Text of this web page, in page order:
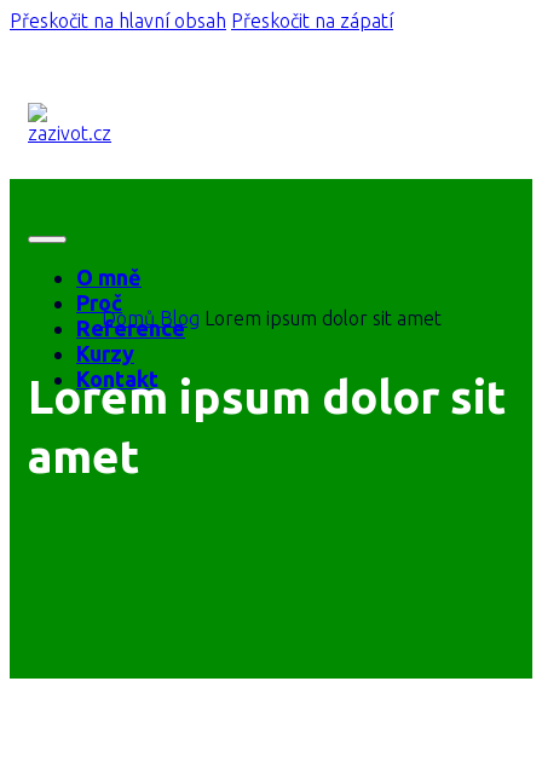
Přeskočit na hlavní obsah Přeskočit na zápatí
O mně
Proč
Reference
Kurzy
Kontakt
Domů Blog Lorem ipsum dolor sit amet
Lorem ipsum dolor sit
amet